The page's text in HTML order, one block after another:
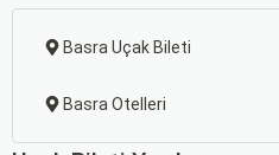
Basra Uçak Bileti
Basra Otelleri